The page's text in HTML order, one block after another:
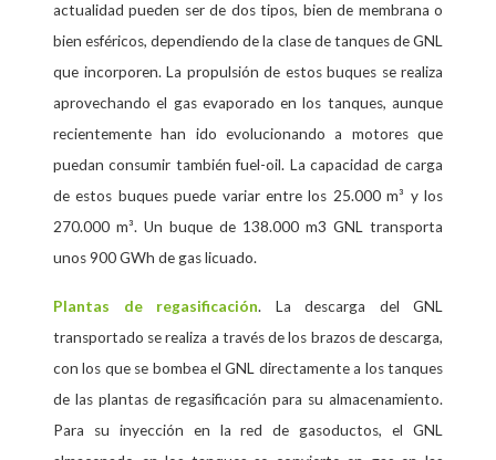
actualidad pueden ser de dos tipos, bien de membrana o
bien esféricos, dependiendo de la clase de tanques de GNL
que incorporen. La propulsión de estos buques se realiza
aprovechando el gas evaporado en los tanques, aunque
recientemente han ido evolucionando a motores que
puedan consumir también fuel-oil. La capacidad de carga
de estos buques puede variar entre los 25.000 m³ y los
270.000 m³. Un buque de 138.000 m3 GNL transporta
unos 900 GWh de gas licuado.
Plantas de regasificación. La descarga del GNL
transportado se realiza a través de los brazos de descarga,
con los que se bombea el GNL directamente a los tanques
de las plantas de regasificación para su almacenamiento.
Para su inyección en la red de gasoductos, el GNL